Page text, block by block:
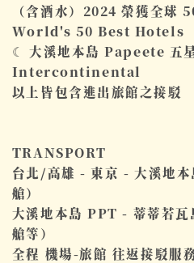
（含酒水）2024 榮獲全球
World's 50 Best Hotels
☾ 大溪地本島 Papeete 五
Intercontinental
以上皆包含進出旅館之接駁
TRANSPORT
台北/高雄 - 東京 - 大溪地
艙）
大溪地本島 PPT - 蒂蒂若
艙等）
全程 機場-旅館 往返接駁服